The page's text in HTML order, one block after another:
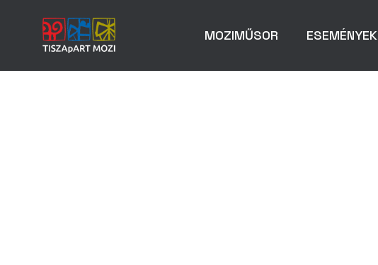
MOZIMŰSOR ESEMÉNYEK